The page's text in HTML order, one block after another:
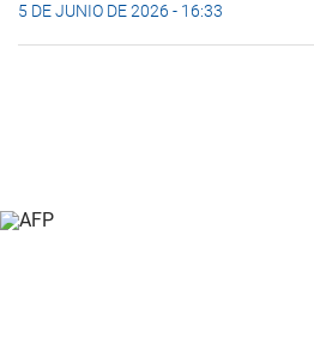
5 DE JUNIO DE 2026 - 16:33